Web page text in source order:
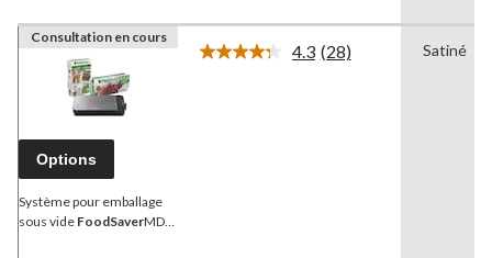
Consultation en cours
Options
Système pour emballage
sous vide FoodSaverMD
4.3 Lire
(28) Satiné